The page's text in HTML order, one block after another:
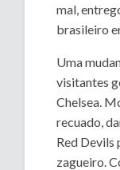
mal,
brasileiro
Uma
visitantes
Chelsea.
recuado,
Red Devils
zagueiro.